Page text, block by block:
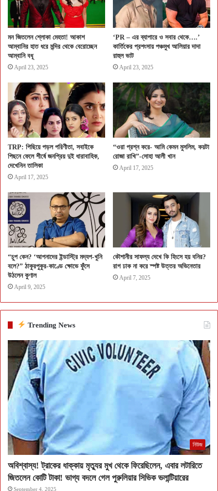
মন জিতলেন শ্লোকা মেহতা! আকাশ
আম্বানির হাত ধরে মন্দির থেকে বেরোচ্ছেন
আম্বানি বধূ
April 23, 2025
‘PR – এর ব্যাপারে ও সবার থেকে….’
কার্তিকের প্রশংসায় পঞ্চমুখ আলিয়ার দাদা
রাহুল ভাট
April 23, 2025
TRP: পিছিয়ে পড়ল পরিণীতা, সবাইকে
পিছনে ফেলে শীর্ষে জনপ্রিয় দুই ধারাবাহিক,
দেখেনিন তালিকা
April 17, 2025
“ওরা প্রশ্ন করে- আমি কেমন মুসলিম, কয়টা
রোজা রাখি”-সোহা আলী খান
April 17, 2025
“চুপ কেন? ‘আপনাদের ইন্ডাস্ট্রি মদ্যপ-খুনি
বলে?” ঠাকুরপুকুর-কাণ্ডে ক্ষোভে ফুঁসে
উঠলেন কুণাল
April 9, 2025
কৌশানীর সাফল্য দেখে কি হিংসে হয় বনির?
রাগ ঢাক না করে স্পষ্ট উত্তর অভিনেতার
April 7, 2025
Trending News
নিউজ
অবিশ্বাস্য! ট্রাকের ধাক্কায় মৃত্যুর মুখ থেকে ফিরেছিলেন, এবার লটারিতে
জিতলেন কোটি টাকা! ভাগ্য বদলে গেল পুরুলিয়ার সিভিক ভলান্টিয়ারের
September 4, 2025